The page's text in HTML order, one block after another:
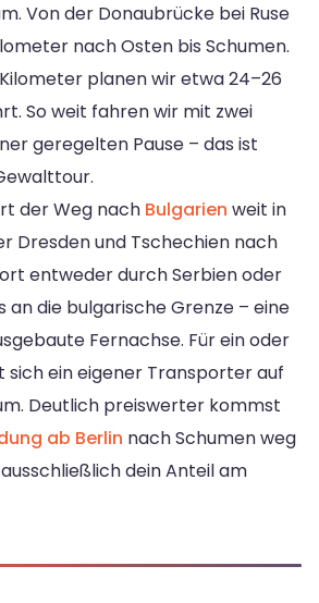
Von der Donaubrücke bei Ruse
nach Osten bis Schumen.
Kilometer planen wir etwa 24–26
So weit fahren wir mit zwei
geregelten Pause – das ist
der Weg nach Bulgarien weit in
Dresden und Tschechien nach
entweder durch Serbien oder
an die bulgarische Grenze – eine
Fernachse. Für ein oder
sich ein eigener Transporter auf
Deutlich preiswerter kommst
ab Berlin nach Schumen weg
dein Anteil am